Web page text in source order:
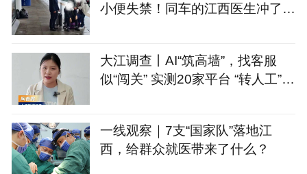
小便失禁！同车的江西医生冲了上
大江调查丨AI“筑高墙”，找客服
似“闯关” 实测20家平台 “转人工”最
一线观察｜7支“国家队”落地江
西，给群众就医带来了什么？